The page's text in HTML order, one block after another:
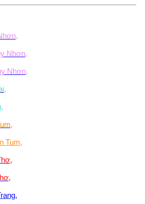
,
Nhơn,
Nhơn,
,
,
Tum,
,
,
,